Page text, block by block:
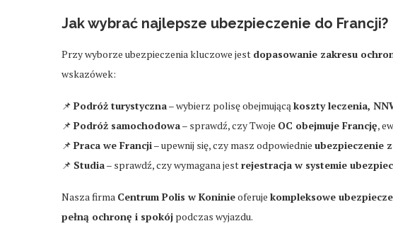
Jak wybrać najlepsze ubezpieczenie do Francji?
Przy wyborze ubezpieczenia kluczowe jest dopasowanie zakresu
wskazówek:
📌 Podróż turystyczna– wybierz polisę obejmującąkoszty leczenia,
📌 Podróż samochodowa– sprawdź, czy Twoje OC obejmuje Francję,
📌 Praca we Francji– upewnij się, czy masz odpowiednie ubezpieczenie
📌 Studia– sprawdź, czy wymagana jestrejestracja w systemie
Nasza firma Centrum Polis w Koninieoferuje kompleksowe
pełną ochronę i spokój podczas wyjazdu.